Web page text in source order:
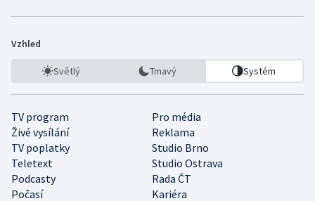
Vzhled
Světlý Tmavý Systém
TV program
Pro média
Živé vysílání
Reklama
TV poplatky
Studio Brno
Teletext
Studio Ostrava
Podcasty
Rada ČT
Počasí
Kariéra